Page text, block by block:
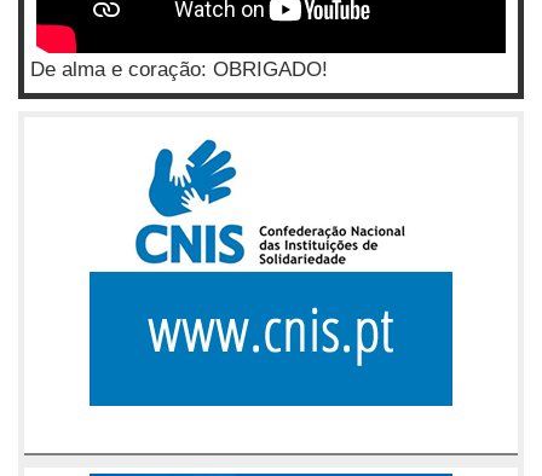
De alma e coração: OBRIGADO!